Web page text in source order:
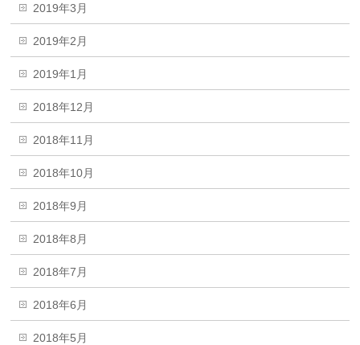
2019年3月
2019年2月
2019年1月
2018年12月
2018年11月
2018年10月
2018年9月
2018年8月
2018年7月
2018年6月
2018年5月